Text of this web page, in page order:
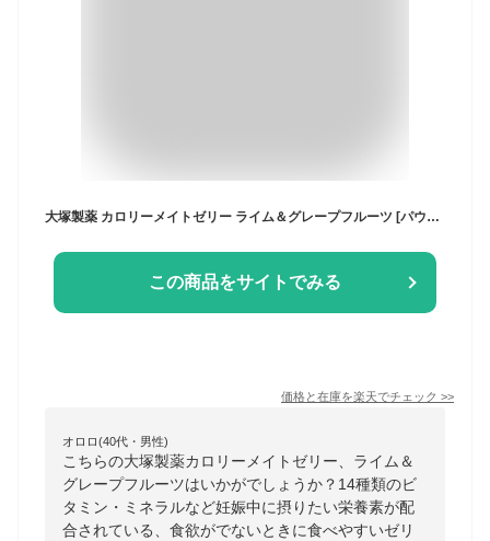
大塚製薬 カロリーメイトゼリー ライム＆グレープフルーツ [パウチ] 215g × 24本[ケース販売][大塚製薬/飲料]ギフト プレゼント 贈り物 お祝い 内祝い お返し 誕生日プレゼント 父の日 敬老の日
この商品をサイトでみる
価格と在庫を楽天でチェック >>
オロロ(40代・男性)
こちらの大塚製薬カロリーメイトゼリー、ライム＆
グレープフルーツはいかがでしょうか？14種類のビ
タミン・ミネラルなど妊娠中に摂りたい栄養素が配
合されている、食欲がでないときに食べやすいゼリ